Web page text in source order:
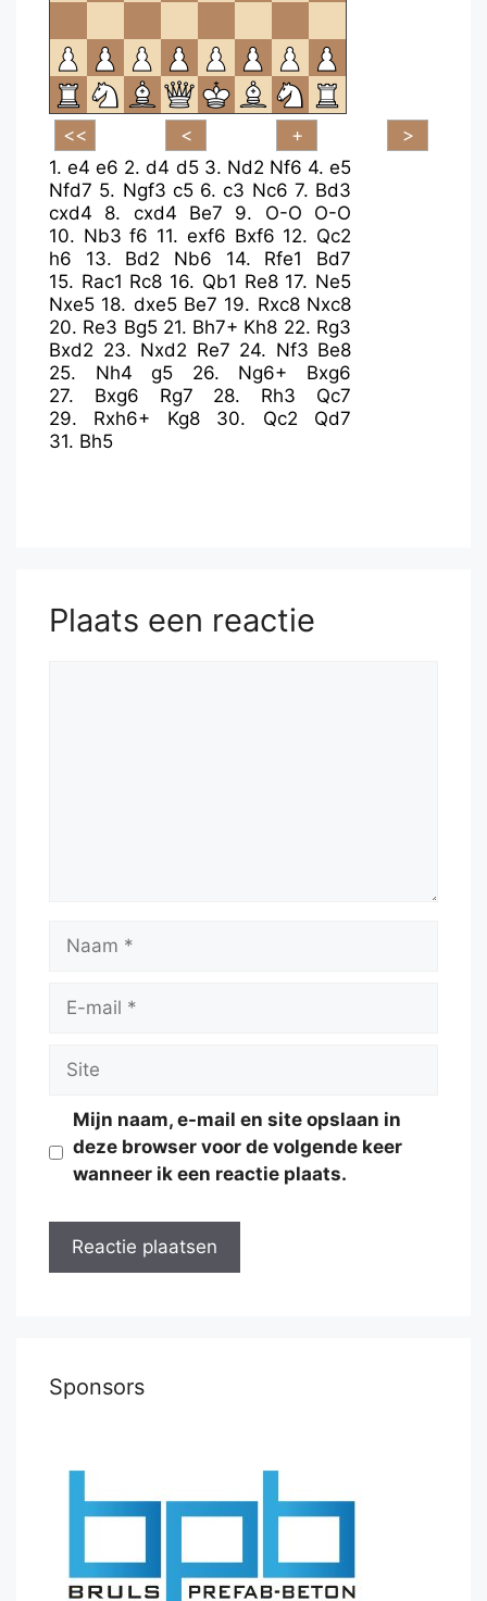
1.e4 e6 2.d4 d5 3. Nd2 Nf6 4.e5
Nfd7 5. Ngf3 c5 6.c3 Nc6 7. Bd3
cxd4
8. cxd4 Be7 9. O-O
O-O
10. Nb3 f6 11. exf6 Bxf6 12. Qc2
h6
13. Bd2 Nb6 14. Rfe1
Bd7
15. Rac1 Rc8 16. Qb1 Re8 17. Ne5
Nxe5 18. dxe5 Be7 19. Rxc8 Nxc8
20. Re3 Bg5 21. Bh7+ Kh8 22. Rg3
Bxd2 23. Nxd2 Re7 24. Nf3 Be8
25. Nh4 g5 26. Ng6+
Bxg6
27. Bxg6 Rg7 28. Rh3
Qc7
29. Rxh6+ Kg8 30. Qc2
Qd7
31. Bh5
Plaats een reactie
Naam
Site
Mijn naam, e-mail en site opslaan in
deze browser voor de volgende keer
wanneer ik een reactie plaats.
Sponsors